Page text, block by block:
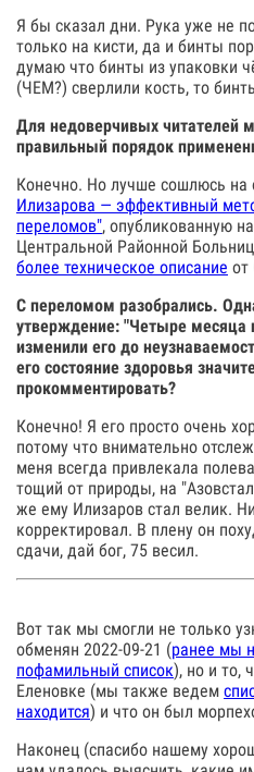
Я бы сказал дни. Рука уже не
только на кисти, да и бинты
думаю что бинты из упаковки
(ЧЕМ?) сверлили кость, то
Для недоверчивых читателей
правильный порядок
Конечно. Но лучше сошлюсь на
Илизарова — эффективный
переломов", опубликованную
Центральной Районной
более техническое описание от
С переломом разобрались.
утверждение: "Четыре месяца
изменили его до
его состояние здоровья
прокомментировать?
Конечно! Я его просто очень
потому что внимательно
меня всегда привлекала
тощий от природы, на
же ему Илизаров стал велик.
корректировал. В плену он
сдачи, дай бог, 75 весил.
Вот так мы смогли не только
обменян 2022-09-21 (ранее мы
пофамильный список), но и то,
Еленовке (мы также ведем
находится) и что он был
Наконец (спасибо нашему